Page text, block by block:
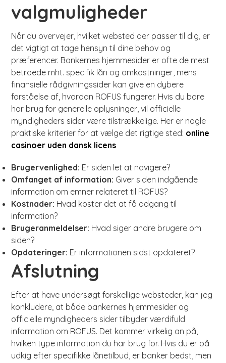
valgmuligheder
Når du overvejer, hvilket websted der passer til dig, er
det vigtigt at tage hensyn til dine behov og
præferencer. Bankernes hjemmesider er ofte de mest
betroede mht. specifik lån og omkostninger, mens
finansielle rådgivningssider kan give en dybere
forståelse af, hvordan ROFUS fungerer. Hvis du bare
har brug for generelle oplysninger, vil officielle
myndigheders sider være tilstrækkelige. Her er nogle
praktiske kriterier for at vælge det rigtige sted: online
casinoer uden dansk licens
Brugervenlighed: Er siden let at navigere?
Omfanget af information: Giver siden indgående
information om emner relateret til ROFUS?
Kostnader: Hvad koster det at få adgang til
information?
Brugeranmeldelser: Hvad siger andre brugere om
siden?
Opdateringer: Er informationen sidst opdateret?
Afslutning
Efter at have undersøgt forskellige websteder, kan jeg
konkludere, at både bankernes hjemmesider og
officielle myndigheders sider tilbyder værdifuld
information om ROFUS. Det kommer virkelig an på,
hvilken type information du har brug for. Hvis du er på
udkig efter specifikke lånetilbud, er banker bedst, men